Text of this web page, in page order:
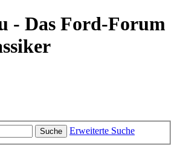
- Das Ford-Forum
Suche Erweiterte Suche